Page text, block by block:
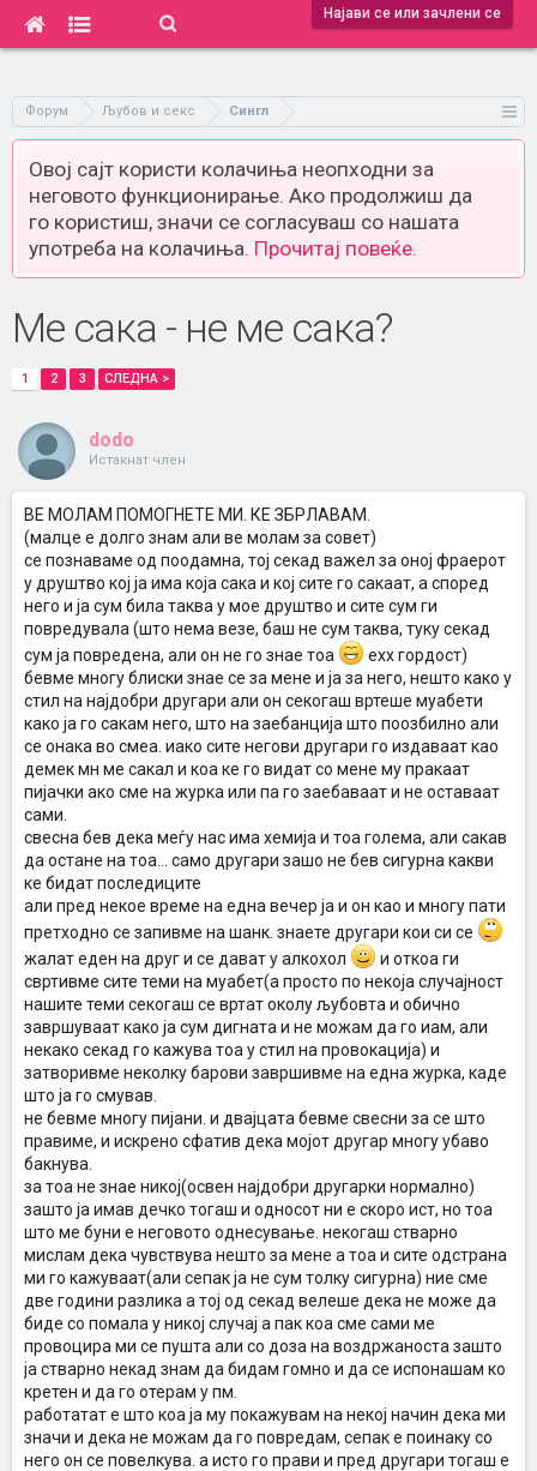
Најави се или зачлени се
Форум Љубов и секс Сингл
Овој сајт користи колачиња неопходни за
неговото функционирање. Ако продолжиш да
го користиш, значи се согласуваш со нашата
употреба на колачиња. Прочитај повеќе.
Ме сака - не ме сака?
1 2 3 СЛЕДНА >
dodo
Истакнат член
ВЕ МОЛАМ ПОМОГНЕТЕ МИ. КЕ ЗБРЛАВАМ.
(малце е долго знам али ве молам за совет)
се познаваме од поодамна, тој секад важел за оној фраерот
у друштво кој ја има која сака и кој сите го сакаат, а според
него и ја сум била таква у мое друштво и сите сум ги
повредувала (што нема везе, баш не сум таква, туку секад
сум ја повредена, али он не го знае тоа
ехх гордост)
бевме многу блиски знае се за мене и ја за него, нешто како у
стил на најдобри другари али он секогаш вртеше муабети
како ја го сакам него, што на заебанција што поозбилно али
се онака во смеа. иако сите негови другари го издаваат као
демек мн ме сакал и коа ке го видат со мене му пракаат
пијачки ако сме на журка или па го заебаваат и не оставаат
сами.
свесна бев дека меѓу нас има хемија и тоа голема, али сакав
да остане на тоа... само другари зашо не бев сигурна какви
ке бидат последиците
али пред некое време на една вечер ја и он као и многу пати
претходно се запивме на шанк. знаете другари кои си се
жалат еден на друг и се дават у алкохол
и откоа ги
свртивме сите теми на муабет(а просто по некоја случајност
нашите теми секогаш се вртат околу љубовта и обично
завршуваат како ја сум дигната и не можам да го иам, али
некако секад го кажува тоа у стил на провокација) и
затворивме неколку барови завршивме на една журка, каде
што ја го смував.
не бевме многу пијани. и двајцата бевме свесни за се што
правиме, и искрено сфатив дека мојот другар многу убаво
бакнува.
за тоа не знае никој(освен најдобри другарки нормално)
зашто ја имав дечко тогаш и односот ни е скоро ист, но тоа
што ме буни е неговото однесување. некогаш стварно
мислам дека чувствува нешто за мене а тоа и сите одстрана
ми го кажуваат(али сепак ја не сум толку сигурна) ние сме
две години разлика а тој од секад велеше дека не може да
биде со помала у никој случај а пак коа сме сами ме
провоцира ми се пушта али со доза на воздржаноста зашто
ја стварно некад знам да бидам гомно и да се испонашам ко
кретен и да го отерам у пм.
работатат е што коа ја му покажувам на некој начин дека ми
значи и дека не можам да го повредам, сепак е поинаку со
него он се повелкува. а исто го прави и пред другари тогаш е